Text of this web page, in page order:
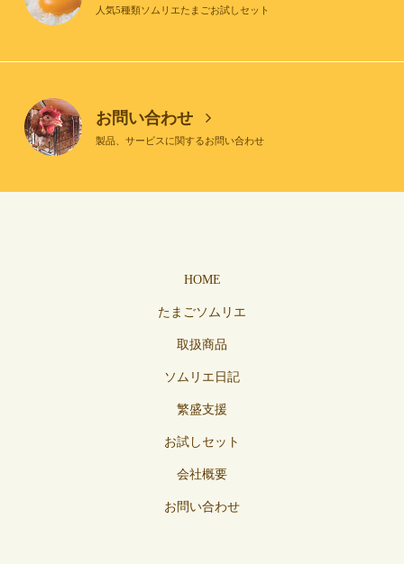
人気5種類ソムリエたまごお試しセット
お問い合わせ
製品、サービスに関するお問い合わせ
HOME
たまごソムリエ
取扱商品
ソムリエ日記
繁盛支援
お試しセット
会社概要
お問い合わせ